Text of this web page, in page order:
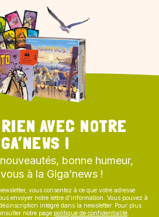
AVEC NOTRE
!
bonne humeur,
à la Giga’news !
vous consentez à ce que votre adresse
envoyer notre lettre d’information. Vous pouvez à
intégré dans la newsletter. Pour plus
notre page politique de confidentialité